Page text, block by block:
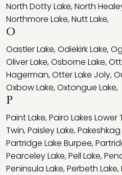
North Dotty Lake,North
Northmore Lake,Nutt Lake,
O
Oastler Lake,Odiekirk Lake,
Oliver Lake,Osborne Lake,
Hagerman,Otter Lake Joly,
Oxbow Lake,Oxtongue Lake,
P
Paint Lake,Pairo Lakes Lower
Twin,Paisley Lake,Pakeshkag
Partridge Lake Burpee,
Pearceley Lake,Pell Lake,
Peninsula Lake,Perbeth Lake,